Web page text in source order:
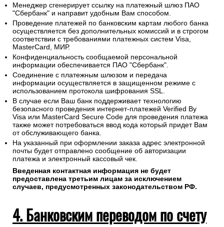
Менеджер сгенерирует ссылку на платежный шлюз ПАО
"Сбербанк" и направит удобным Вам способом.
Проведение платежей по банковским картам любого банка
осуществляется без дополнительных комиссий и в строгом
соответствии с требованиями платежных систем Visa,
MasterCard, МИР.
Конфиденциальность сообщаемой персональной
информации обеспечивается ПАО "Сбербанк".
Соединение с платежным шлюзом и передача
информации осуществляется в защищенном режиме с
использованием протокола шифрования SSL.
В случае если Ваш банк поддерживает технологию
безопасного проведения интернет-платежей Verified By
Visa или MasterCard Secure Code для проведения платежа
также может потребоваться ввод кода который придет Вам
от обслуживающего банка.
На указанный при оформлении заказа адрес электронной
почты будет отправлено сообщение об авторизации
платежа и электронный кассовый чек.
Введенная контактная информация не будет
предоставлена третьим лицам за исключением
случаев, предусмотренных законодательством РФ.
4. Банковским переводом по счету